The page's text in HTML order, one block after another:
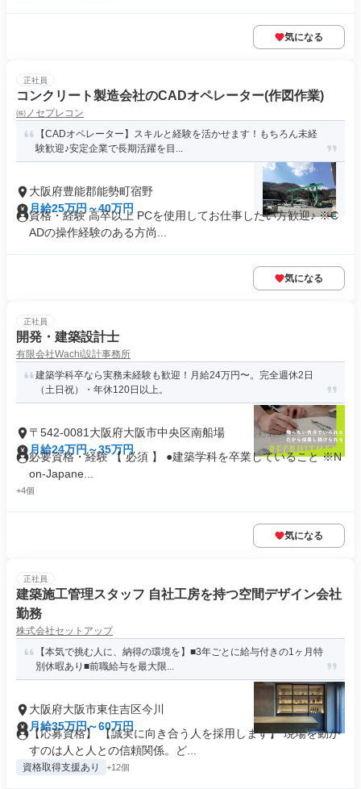
気になる
正社員
コンクリート製造会社のCADオペレーター(作図作業)
㈱ノセプレコン
【CADオペレーター】スキルと経験を活かせます！もちろん未経
験歓迎♪安定企業で長期活躍を目...
大阪府豊能郡能勢町宿野
月給25万円～40万円
資格・経験 高卒以上 PCを使用してお仕事したい方歓迎♪ ※C
ADの操作経験のある方尚...
気になる
正社員
開発・建築設計士
有限会社Wachi設計事務所
建築学科卒なら実務未経験も歓迎！月給24万円〜。完全週休2日
（土日祝）・年休120日以上。
〒542-0081大阪府大阪市中央区南船場
月給24万円～35万円
必要資格・経験 【 必須 】 ●建築学科を卒業していること ※N
on-Japane...
+4個
気になる
正社員
建築施工管理スタッフ 自社工房を持つ空間デザイン会社
勤務
株式会社セットアップ
【本気で挑む人に、納得の環境を】■3年ごとに給与付きの1ヶ月特
別休暇あり■前職給与を最大限...
大阪府大阪市東住吉区今川
月給35万円～60万円
【応募資格】 【誠実に向き合う人を採用します】 現場を動か
すのは人と人との信頼関係。ど...
資格取得支援あり +12個